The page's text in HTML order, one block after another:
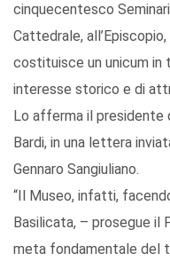
cinquecentesco
Cattedrale,
costituisce un unicum
interesse storico e di
Lo afferma il presidente
Bardi, in una lettera
Gennaro Sangiuliano.
“Il Museo, infatti,
Basilicata, – prosegue il
meta fondamentale del